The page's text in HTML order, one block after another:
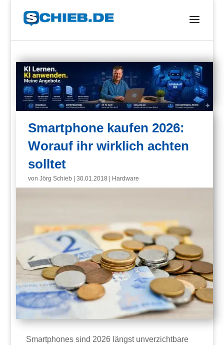
Smartphone kaufen 2026:
Worauf ihr wirklich achten
solltet
vonJörg Schieb |30.01.2018 Hardware
Smartphones sind 2026 längst unverzichtbare